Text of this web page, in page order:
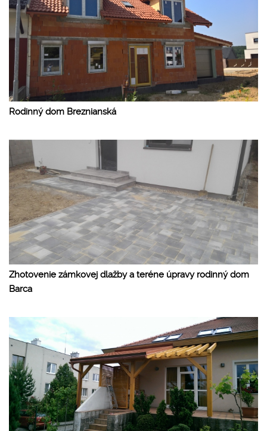
Rodinný dom Breznianská
Zhotovenie zámkovej dlažby a teréne úpravy rodinný dom
Barca